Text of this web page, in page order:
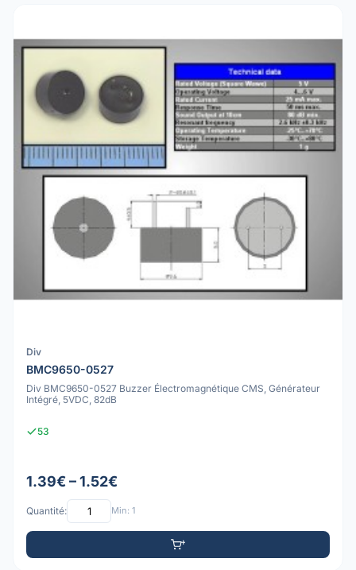
Div
BMC9650-0527
Div BMC9650-0527 Buzzer Électromagnétique CMS, Générateur
Intégré, 5VDC, 82dB
53
1.39€ – 1.52€
Quantité: Min: 1